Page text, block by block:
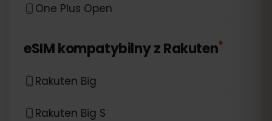
One Plus Open
eSIM kompatybilny zRakuten*
Rakuten Big
Rakuten Big S